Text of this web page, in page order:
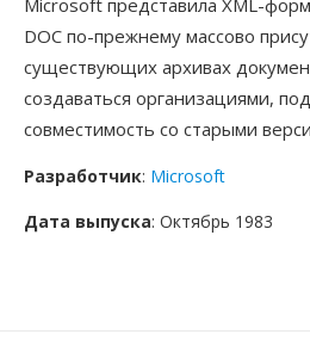
Microsoft представила XML-
DOC по-прежнему массово
существующих архивах
создаваться организациями,
совместимость со старыми
Разработчик: Microsoft
Дата выпуска: Октябрь 1983